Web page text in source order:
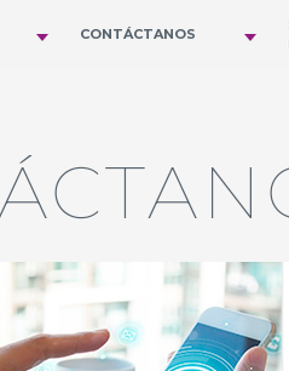
CONTÁCTANOS